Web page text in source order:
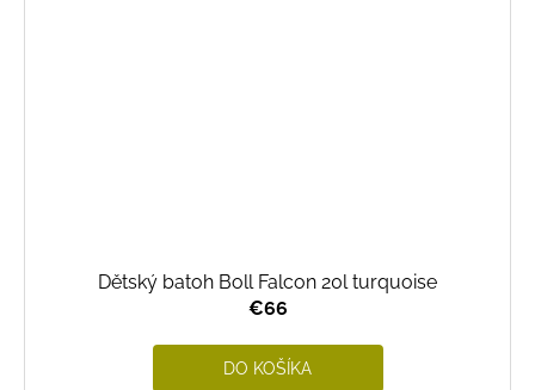
Dětský batoh Boll Falcon 20l turquoise
€66
DO KOŠÍKA